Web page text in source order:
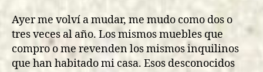
Ayer me volví a mudar, me mudo como dos o
tres veces al año. Los mismos muebles que
compro o me revenden los mismos inquilinos
que han habitado mi casa. Esos desconocidos